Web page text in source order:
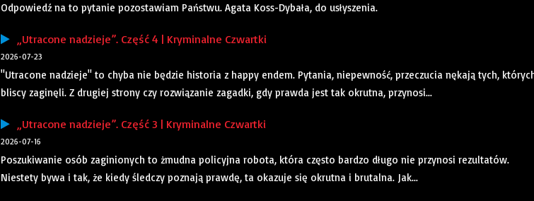
Odpowiedź na to pytanie pozostawiam Państwu. Agata Koss-Dybała, do usłyszenia.
„Utracone nadzieje”. Część 4 | Kryminalne Czwartki
2026-07-23
"Utracone nadzieje" to chyba nie będzie historia z happy endem. Pytania, niepewność, przeczucia nękają tych,
bliscy zaginęli. Z drugiej strony czy rozwiązanie zagadki, gdy prawda jest tak okrutna, przynosi...
„Utracone nadzieje”. Część 3 | Kryminalne Czwartki
2026-07-16
Poszukiwanie osób zaginionych to żmudna policyjna robota, która często bardzo długo nie przynosi rezultatów.
Niestety bywa i tak, że kiedy śledczy poznają prawdę, ta okazuje się okrutna i brutalna. Jak...